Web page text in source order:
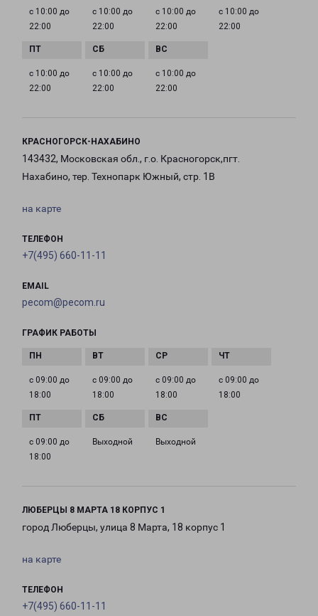
с 10:00 до
22:00
с 10:00 до
22:00
с 10:00 до
22:00
с 10:00 до
22:00
с 10:00 до
22:00
с 10:00 до
22:00
с 10:00 до
22:00
КРАСНОГОРСК-НАХАБИНО
143432, Московская обл., г.о. Красногорск,пгт.
Нахабино, тер. Технопарк Южный, стр. 1В
на карте
ТЕЛЕФОН
+7(495) 660-11-11
EMAIL
pecom@pecom.ru
ГРАФИК РАБОТЫ
с 09:00 до
18:00
с 09:00 до
18:00
с 09:00 до
18:00
с 09:00 до
18:00
с 09:00 до
18:00
Выходной Выходной
ЛЮБЕРЦЫ 8 МАРТА 18 КОРПУС 1
город Люберцы, улица 8 Марта, 18 корпус 1
на карте
ТЕЛЕФОН
+7(495) 660-11-11